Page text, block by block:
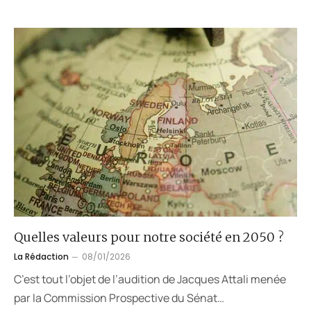
Quelles valeurs pour notre société en 2050 ?
La Rédaction 08/01/2026
C’est tout l’objet de l’audition de Jacques Attali menée
par la Commission Prospective du Sénat…